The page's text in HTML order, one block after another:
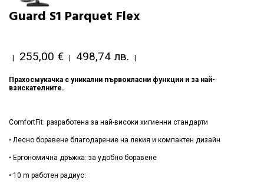
Guard S1 Parquet Flex
| 255,00 € | 498,74 лв. |
Прахосмукачка с уникални първокласни функции и за най-
взискателните.
ComfortFit: разработена за най-високи хигиенни стандарти
• Лесно боравене благодарение на лекия и компактен дизайн
• Ергономична дръжка: за удобно боравене
• 10 m работен радиус: